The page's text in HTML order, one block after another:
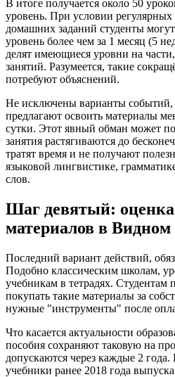
В итоге получается около 50
уровень. При условии
домашних заданий студенты
уровень более чем за 1 месяц (5
делят имеющиеся уровни на
занятий. Разумеется, такие
потребуют объяснений.
Не исключены варианты событий,
предлагают освоить материалы
сутки. Этот явный обман может
занятия растягиваются до
тратят время и не получают
языковой лингвистике,
слов.
Шаг девятый: оценка
материалов в Видном
Последний вариант действий,
Подобно классическим школам,
учебникам в тетрадях. Студентам
покупать такие материалы за
нужные "инструменты" после
Что касается актуальности
пособия сохраняют таковую на
допускаются через каждые 2
учебники ранее 2018 года